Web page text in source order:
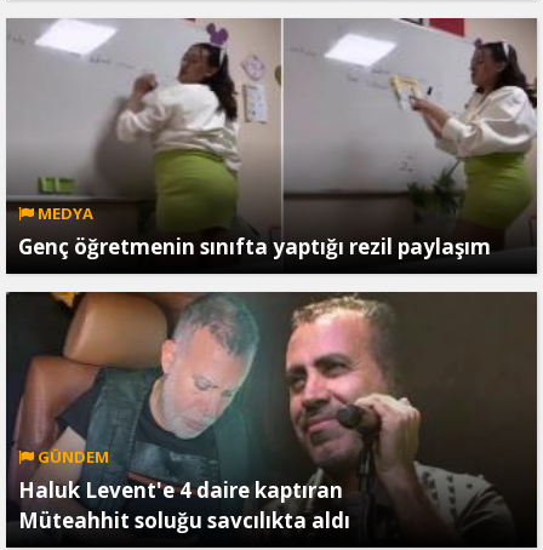
MEDYA
Genç öğretmenin sınıfta yaptığı rezil paylaşım
GÜNDEM
Haluk Levent'e 4 daire kaptıran
Müteahhit soluğu savcılıkta aldı